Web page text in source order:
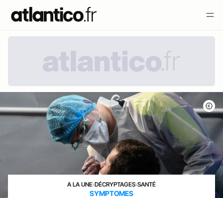
A LA UNE›DÉCRYPTAGES›SANTÉ
SYMPTOMES